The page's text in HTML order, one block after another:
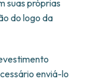
suas próprias
do logo da
enviá-lo